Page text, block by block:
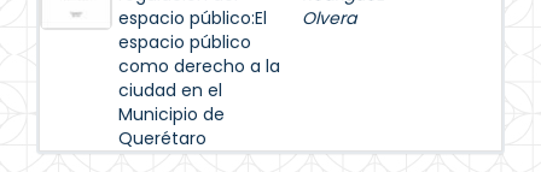
espacio público:El
espacio público
como derecho a la
ciudad en el
Municipio de
Querétaro
Olvera